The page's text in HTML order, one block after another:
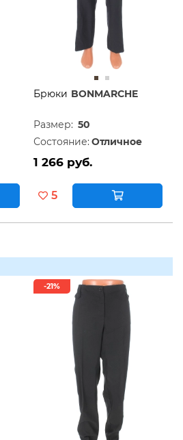
Брюки BONMARCHE
Размер: 50
Состояние: Отличное
1 266 руб.
5
-21%